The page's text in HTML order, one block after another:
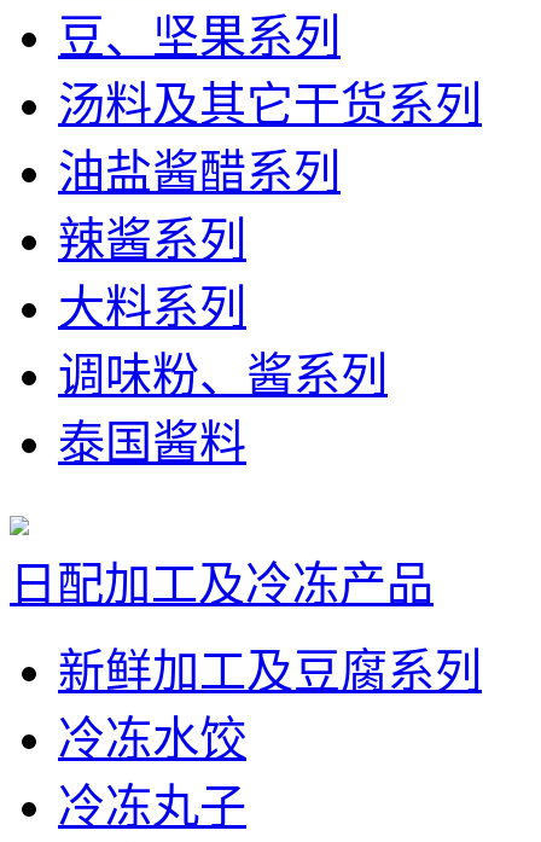
豆、坚果系列
汤料及其它干货系列
油盐酱醋系列
辣酱系列
大料系列
调味粉、酱系列
泰国酱料
日配加工及冷冻产品
新鲜加工及豆腐系列
冷冻水饺
冷冻丸子